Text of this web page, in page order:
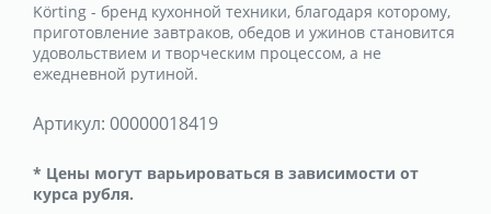
Körting - бренд кухонной техники, благодаря которому,
приготовление завтраков, обедов и ужинов становится
удовольствием и творческим процессом, а не
ежедневной рутиной.
Артикул: 00000018419
* Цены могут варьироваться в зависимости от
курса рубля.